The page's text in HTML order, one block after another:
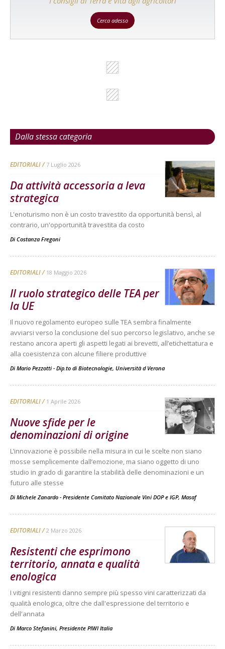
Cerca adesso
Dalla stessa categoria
EDITORIALI 7 Luglio 2026
Da attività accessoria a leva
strategica
L'enoturismo non è un costo travestito da opportunità bensì, al
contrario, un'opportunità travestita da costo
Di Costanza Fregoni
EDITORIALI 18 Maggio 2026
Il ruolo strategico delle TEA per
la UE
Il nuovo regolamento europeo sulle TEA sembra finalmente
avviarsi verso la conclusione del suo percorso legislativo, anche se
restano ancora aperti gli aspetti legati ai brevetti, all’etichettatura e
alla coesistenza con alcune filiere produttive
Di Mario Pezzotti - Dip.to di Biotecnologie, Università d Verona
EDITORIALI 1 Aprile 2026
Nuove sfide per le
denominazioni di origine
L’innovazione è possibile nella misura in cui le scelte non siano
mosse semplicemente dall’emozione, ma siano oggetto di uno
studio in grado di garantire la stabilità delle denominazioni e un
futuro alle stesse
Di Michele Zanardo - Presidente Comitato Nazionale Vini DOP e IGP, Masaf
EDITORIALI 2 Marzo 2026
Resistenti che esprimono
territorio, annata e qualità
enologica
I vitigni resistenti danno sempre più spesso vini caratterizzati da
qualità enologica, oltre che dall'espressione del territorio e
dell'annata
Di Marco Stefanini, Presidente PIWI Italia